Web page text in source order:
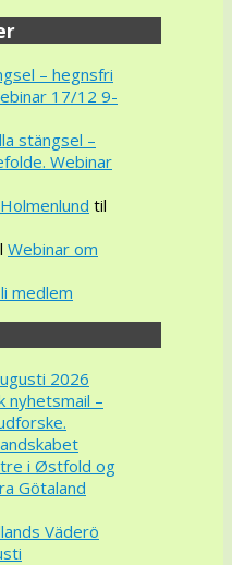
– hegnsfri
17/12 9-
stängsel –
Webinar
til
Webinar om
medlem
2026
nyhetsmail –
i Østfold og
Götaland
Väderö